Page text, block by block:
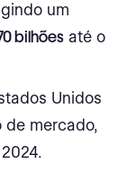
um
bilhões até o
Unidos
mercado,